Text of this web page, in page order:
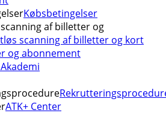
Købsbetingelser
af billetter og
scanning af billetter og kort
og abonnement
Akademi
ATK+ Center